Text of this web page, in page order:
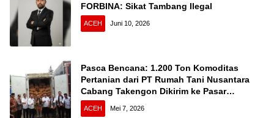
FORBINA: Sikat Tambang Ilegal
ACEH Juni 10, 2026
Pasca Bencana: 1.200 Ton Komoditas
Pertanian dari PT Rumah Tani Nusantara
Cabang Takengon Dikirim ke Pasar
Nasional
ACEH Mei 7, 2026